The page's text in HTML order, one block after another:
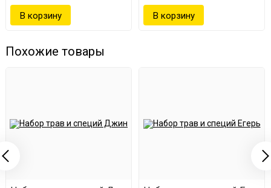
Имеет мешок для настаивания, облегчающий
фильтрацию напитка
Все ингредиенты имеют натуральное происхождение
Похожие товары